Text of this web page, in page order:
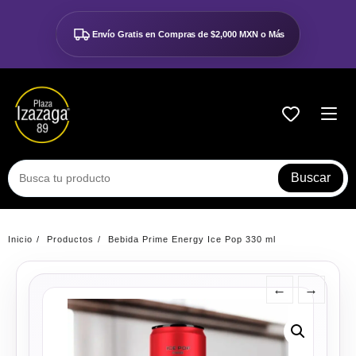
contenido
Envío Gratis en Compras de$2,000 MXN o Más
Buscar
Inicio Productos Bebida Prime Energy Ice Pop 330 ml
← →